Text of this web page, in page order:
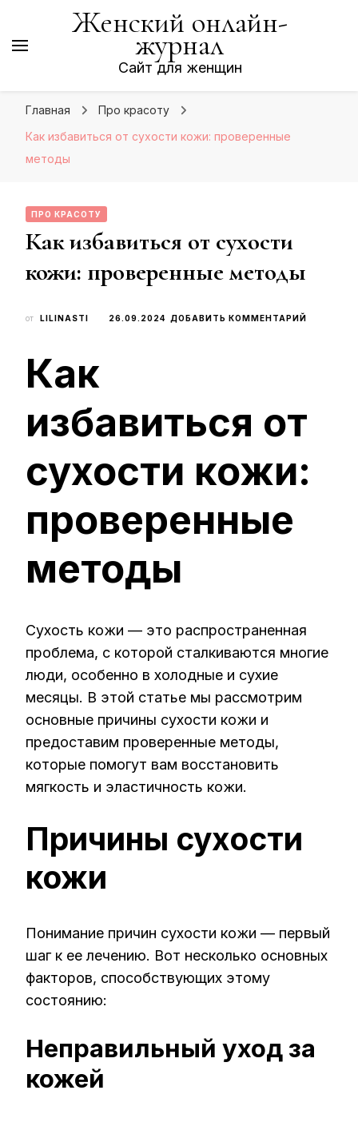
Женский онлайн-
журнал
Сайт для женщин
Главная
Про красоту
Как избавиться от сухости кожи: проверенные
методы
ПРО КРАСОТУ
Как избавиться от сухости
кожи: проверенные методы
от LILINASTI 26.09.2024 ДОБАВИТЬ КОММЕНТАРИЙ
Как
избавиться от
сухости кожи:
проверенные
методы
Сухость кожи — это распространенная
проблема, с которой сталкиваются многие
люди, особенно в холодные и сухие
месяцы. В этой статье мы рассмотрим
основные причины сухости кожи и
предоставим проверенные методы,
которые помогут вам восстановить
мягкость и эластичность кожи.
Причины сухости
кожи
Понимание причин сухости кожи — первый
шаг к ее лечению. Вот несколько основных
факторов, способствующих этому
состоянию:
Неправильный уход за
кожей